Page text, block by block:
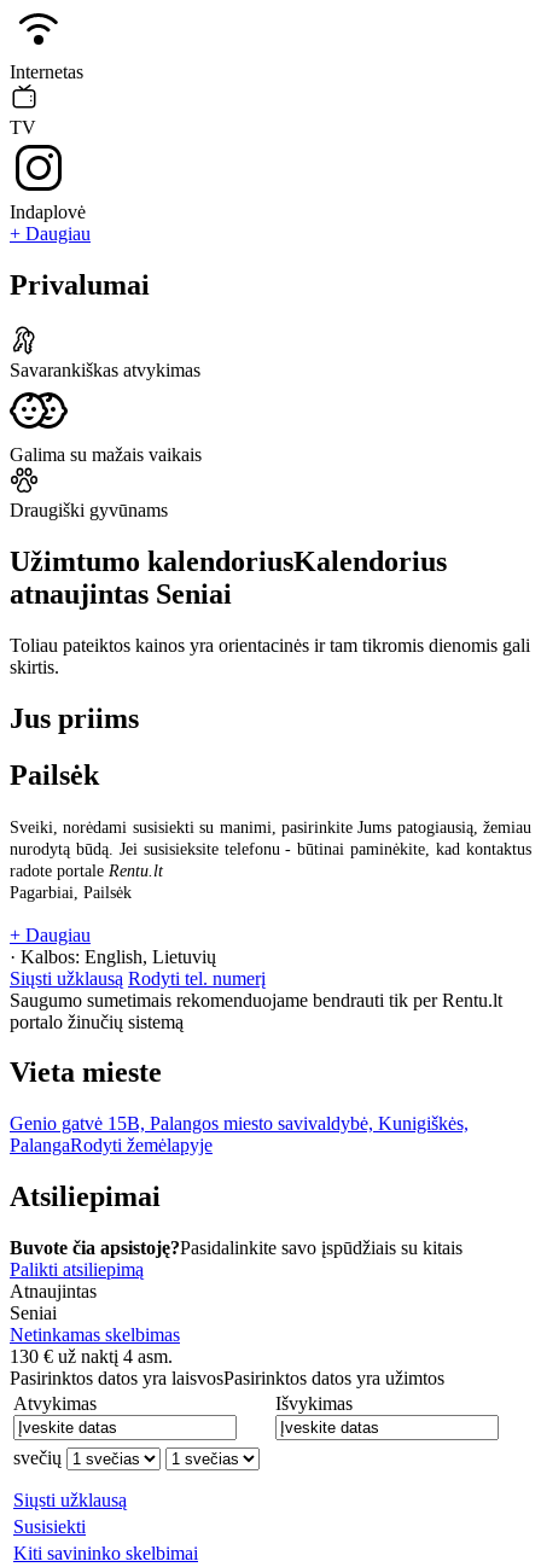
Internetas
TV
Indaplovė
+ Daugiau
Privalumai
Savarankiškas atvykimas
Galima su mažais vaikais
Draugiški gyvūnams
Užimtumo kalendoriusKalendorius
atnaujintas Seniai
Toliau pateiktos kainos yra orientacinės ir tam tikromis dienomis gali
skirtis.
Jus priims
Pailsėk
Sveiki, norėdami susisiekti su manimi, pasirinkite Jums patogiausią, žemiau
nurodytą būdą. Jei susisieksite telefonu - būtinai paminėkite, kad kontaktus
radote portale Rentu.lt
Pagarbiai, Pailsėk
+ Daugiau
· Kalbos: English, Lietuvių
Siųsti užklausą Rodyti tel. numerį
Saugumo sumetimais rekomenduojame bendrauti tik per Rentu.lt
portalo žinučių sistemą
Vieta mieste
Genio gatvė 15B, Palangos miesto savivaldybė, Kunigiškės,
PalangaRodyti žemėlapyje
Atsiliepimai
Buvote čia apsistoję?Pasidalinkite savo įspūdžiais su kitais
Palikti atsiliepimą
Atnaujintas
Seniai
Netinkamas skelbimas
130 € už naktį 4 asm.
Pasirinktos datos yra laisvosPasirinktos datos yra užimtos
Atvykimas
Išvykimas
svečių
Siųsti užklausą
Susisiekti
Kiti savininko skelbimai